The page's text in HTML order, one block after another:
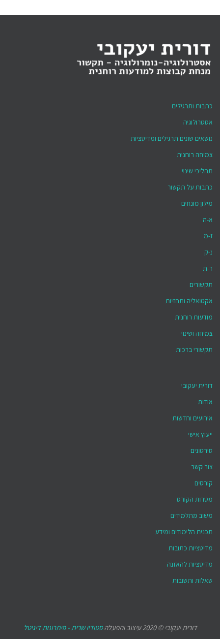
כתבות ותרגילים
אסטרולוגיה
נושאים שונים תרגילים ומדיטציות
צמיחה רוחנית
תהליכי שינוי
כתבות על תקשור
מילון מונחים
א-ה
ז-מ
נ-ק
ר-ת
תקשורים
אקטואליה ותחזיות
מודעות רוחנית
צמיחה ושינוי
תקשורי ברכות
דורית יעקובי
אודות
אירועים וחדשות
ייעוץ אישי
סירטונים
צור קשר
קורסים
מטרות הקורס
משוב מתלמידים
תכנית הלימודים ומידע
מדיטציות כתובות
מדיטציות להאזנה
שאלות ותשובות
דורית יעקובי © 2020 עיצוב והפעלה סטודיו שרית - פיתרונות דיגיטל